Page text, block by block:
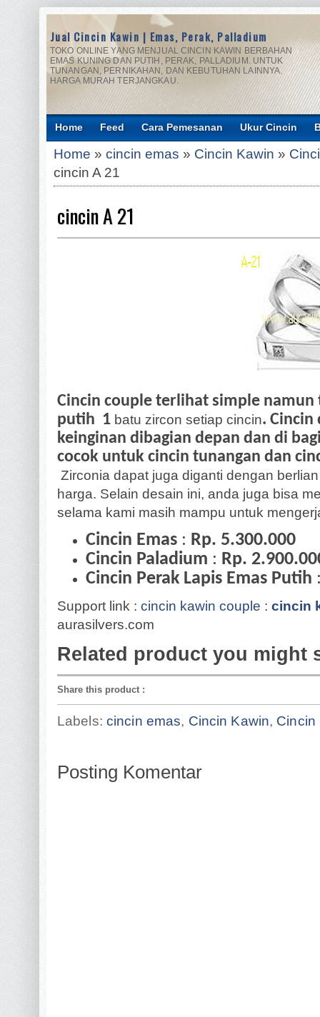
Jual Cincin Kawin | Emas, Perak, Palladium
TOKO ONLINE YANG MENJUAL CINCIN KAWIN BERBAHAN
EMAS KUNING DAN PUTIH, PERAK, PALLADIUM. UNTUK
TUNANGAN, PERNIKAHAN, DAN KEBUTUHAN LAINNYA.
HARGA MURAH TERJANGKAU.
Home Feed Cara Pemesanan Ukur Cincin
Home » cincin emas » Cincin Kawin »
cincin A 21
cincin A 21
Cincin couple terlihat simple
putih 1 batu zircon setiap cincin. Cincin
keinginan dibagian depan dan di
cocok untuk cincin tunangan dan
Zirconia dapat juga diganti dengan
harga. Selain desain ini, anda juga bisa
selama kami masih mampu untuk
Cincin Emas : Rp. 5.300.000
Cincin Paladium : Rp.
Cincin Perak Lapis Emas Putih
Support link : cincin kawin couple : cincin
aurasilvers.com
Related product you might
Share this product :
Labels: cincin emas, Cincin Kawin, Cincin
Posting Komentar